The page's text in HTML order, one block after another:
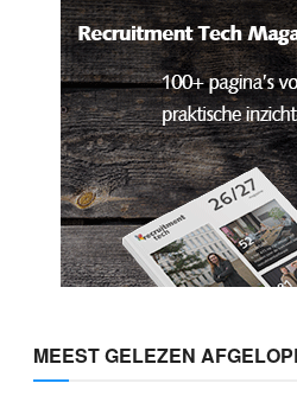
MEEST GELEZEN